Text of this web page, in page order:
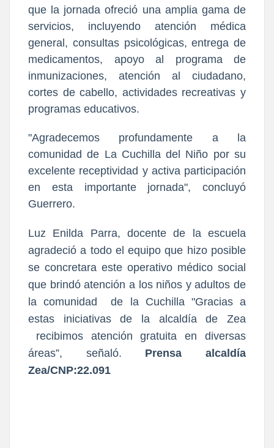
que la jornada ofreció una amplia gama de
servicios, incluyendo atención médica
general, consultas psicológicas, entrega de
medicamentos, apoyo al programa de
inmunizaciones, atención al ciudadano,
cortes de cabello, actividades recreativas y
programas educativos.
"Agradecemos profundamente a la
comunidad de La Cuchilla del Niño por su
excelente receptividad y activa participación
en esta importante jornada", concluyó
Guerrero.
Luz Enilda Parra, docente de la escuela
agradeció a todo el equipo que hizo posible
se concretara este operativo médico social
que brindó atención a los niños y adultos de
la comunidad de la Cuchilla "Gracias a
estas iniciativas de la alcaldía de Zea
recibimos atención gratuita en diversas
áreas”, señaló. Prensa alcaldía
Zea/CNP:22.091